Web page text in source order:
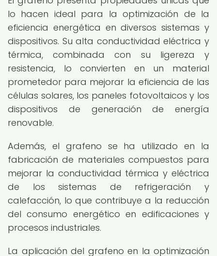
lo hacen ideal para la optimización de la
eficiencia energética en diversos sistemas y
dispositivos. Su alta conductividad eléctrica y
térmica, combinada con su ligereza y
resistencia, lo convierten en un material
prometedor para mejorar la eficiencia de las
células solares, los paneles fotovoltaicos y los
dispositivos de generación de energía
renovable.
Además, el grafeno se ha utilizado en la
fabricación de materiales compuestos para
mejorar la conductividad térmica y eléctrica
de los sistemas de refrigeración y
calefacción, lo que contribuye a la reducción
del consumo energético en edificaciones y
procesos industriales.
La aplicación del grafeno en la optimización